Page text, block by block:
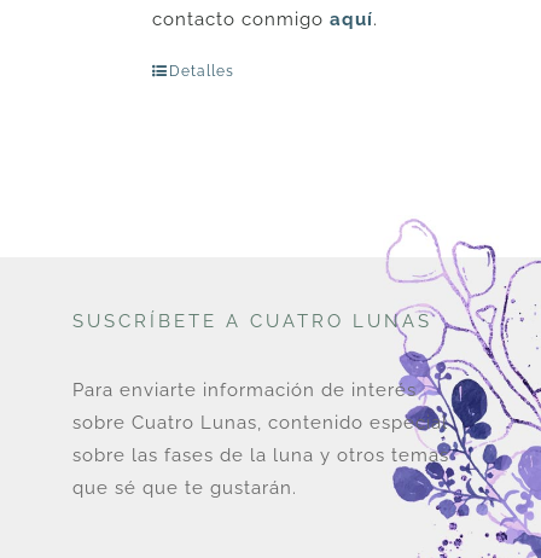
contacto conmigo aquí.
Detalles
SUSCRÍBETE A CUATRO LUNAS
Para enviarte información de interés
sobre Cuatro Lunas, contenido especial
sobre las fases de la luna y otros temas
que sé que te gustarán.